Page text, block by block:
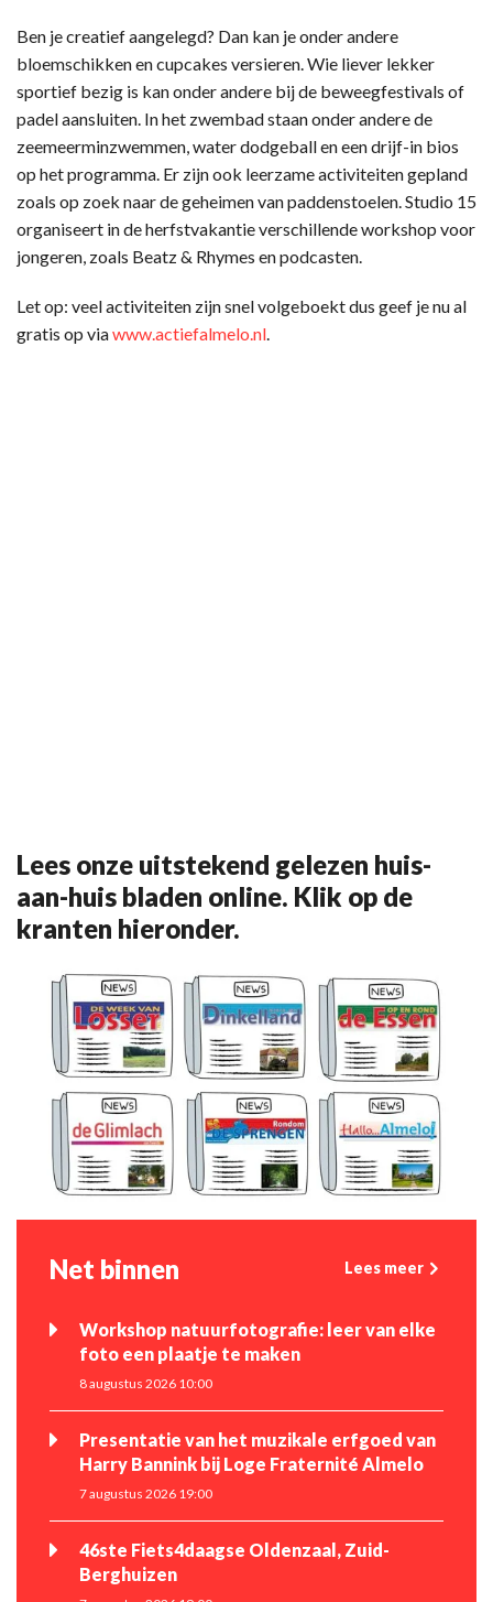
Ben je creatief aangelegd? Dan kan je onder andere
bloemschikken en cupcakes versieren. Wie liever lekker
sportief bezig is kan onder andere bij de beweegfestivals of
padel aansluiten. In het zwembad staan onder andere de
zeemeerminzwemmen, water dodgeball en een drijf-in bios
op het programma. Er zijn ook leerzame activiteiten gepland
zoals op zoek naar de geheimen van paddenstoelen. Studio 15
organiseert in de herfstvakantie verschillende workshop voor
jongeren, zoals Beatz & Rhymes en podcasten.
Let op: veel activiteiten zijn snel volgeboekt dus geef je nu al
gratis op viawww.actiefalmelo.nl
Lees onze uitstekend gelezen huis-
aan-huis bladen online. Klik op de
kranten hieronder.
Net binnen Lees meer
Workshop natuurfotografie: leer van elke
foto een plaatje te maken
8 augustus 2026 10:00
Presentatie van het muzikale erfgoed van
Harry Bannink bij Loge Fraternité Almelo
7 augustus 2026 19:00
46ste Fiets4daagse Oldenzaal, Zuid-
Berghuizen